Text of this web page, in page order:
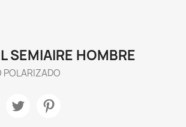
SEMIAIRE HOMBRE
POLARIZADO